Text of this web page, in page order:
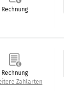
Rechnung
Rechnung
Zahlarten